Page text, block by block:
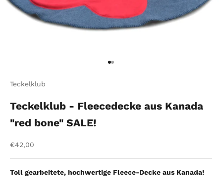
Gehe zu Element 1
Gehe zu Element 2
Teckelklub
Teckelklub - Fleecedecke aus Kanada
"red bone" SALE!
Angebot
€42,00
Toll gearbeitete, hochwertige Fleece-Decke aus Kanada!